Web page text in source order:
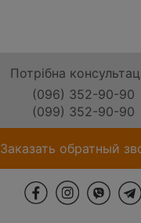
Потрібна
(096) 352-90-90
(099) 352-90-90
Заказать обратный